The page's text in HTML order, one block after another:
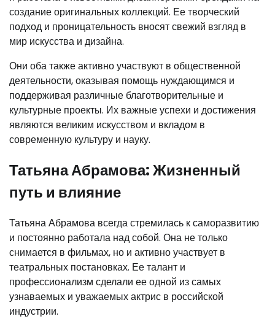
создание оригинальных коллекций. Ее творческий
подход и проницательность вносят свежий взгляд в
мир искусства и дизайна.
Они оба также активно участвуют в общественной
деятельности, оказывая помощь нуждающимся и
поддерживая различные благотворительные и
культурные проекты. Их важные успехи и достижения
являются великим искусством и вкладом в
современную культуру и науку.
Татьяна Абрамова: Жизненный
путь и влияние
Татьяна Абрамова всегда стремилась к саморазвитию
и постоянно работала над собой. Она не только
снимается в фильмах, но и активно участвует в
театральных постановках. Ее талант и
профессионализм сделали ее одной из самых
узнаваемых и уважаемых актрис в российской
индустрии.